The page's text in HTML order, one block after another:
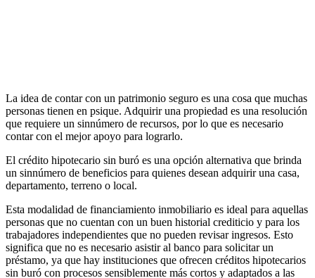
La idea de contar con un patrimonio seguro es una cosa que muchas
personas tienen en psique. Adquirir una propiedad es una resolución
que requiere un sinnúmero de recursos, por lo que es necesario
contar con el mejor apoyo para lograrlo.
El crédito hipotecario sin buró es una opción alternativa que brinda
un sinnúmero de beneficios para quienes desean adquirir una casa,
departamento, terreno o local.
Esta modalidad de financiamiento inmobiliario es ideal para aquellas
personas que no cuentan con un buen historial crediticio y para los
trabajadores independientes que no pueden revisar ingresos. Esto
significa que no es necesario asistir al banco para solicitar un
préstamo, ya que hay instituciones que ofrecen créditos hipotecarios
sin buró con procesos sensiblemente más cortos y adaptados a las